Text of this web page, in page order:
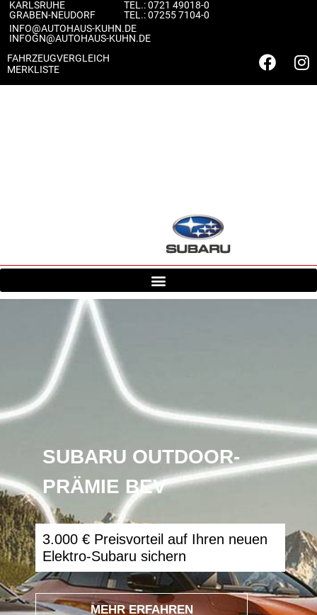
content
KARLSRUHE
GRABEN-NEUDORF
TEL.:0721 49018-0
TEL.:07255 7104-0
INFO@AUTOHAUS-KUHN.DE
INFOGN@AUTOHAUS-KUHN.DE
FAHRZEUGVERGLEICH
MERKLISTE
SUBARU OUTDOOR-
PRÄMIE BEV
3.000 € Preisvorteil auf Ihren neuen
Elektro-Subaru sichern
MEHR ERFAHREN